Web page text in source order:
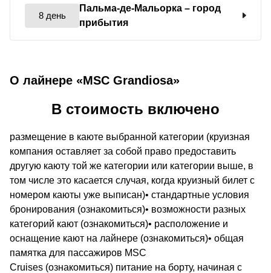
8 день
Пальма-де-Мальорка – город
прибытия
О лайнере «MSC Grandiosa»
В стоимость включено
размещение в каюте выбранной категории (круизная
компания оставляет за собой право предоставить
другую каюту той же категории или категории выше, в
том числе это касается случая, когда круизный билет с
номером каюты уже выписан)• стандартные условия
бронирования (ознакомиться)• возможности разных
категорий кают (ознакомиться)• расположение и
оснащение кают на лайнере (ознакомиться)• общая
памятка для пассажиров MSC
Cruises (ознакомиться) питание на борту, начиная с